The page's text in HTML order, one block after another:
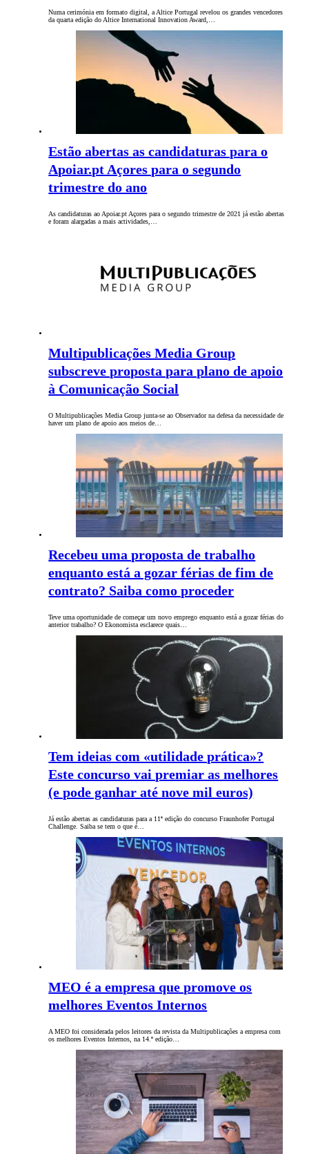
Numa cerimónia em formato digital, a Altice Portugal revelou os grandes vencedores
da quarta edição do Altice International Innovation Award,…
Estão abertas as candidaturas para o
Apoiar.pt Açores para o segundo
trimestre do ano
As candidaturas ao Apoiar.pt Açores para o segundo trimestre de 2021 já estão abertas
e foram alargadas a mais actividades,…
Multipublicações Media Group
subscreve proposta para plano de apoio
à Comunicação Social
O Multipublicações Media Group junta-se ao Observador na defesa da necessidade de
haver um plano de apoio aos meios de…
Recebeu uma proposta de trabalho
enquanto está a gozar férias de fim de
contrato? Saiba como proceder
Teve uma oportunidade de começar um novo emprego enquanto está a gozar férias do
anterior trabalho? O Ekonomista esclarece quais…
Tem ideias com «utilidade prática»?
Este concurso vai premiar as melhores
(e pode ganhar até nove mil euros)
Já estão abertas as candidaturas para a 11ª edição do concurso Fraunhofer Portugal
Challenge. Saiba se tem o que é…
MEO é a empresa que promove os
melhores Eventos Internos
A MEO foi considerada pelos leitores da revista da Multipublicações a empresa com
os melhores Eventos Internos, na 14.ª edição…